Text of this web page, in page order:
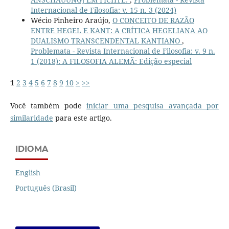
Internacional de Filosofia: v. 15 n. 3 (2024)
Wécio Pinheiro Araújo, O CONCEITO DE RAZÃO
ENTRE HEGEL E KANT: A CRÍTICA HEGELIANA AO
DUALISMO TRANSCENDENTAL KANTIANO ,
Problemata - Revista Internacional de Filosofia: v. 9 n.
1 (2018): A FILOSOFIA ALEMÃ: Edição especial
1 2 3 4 5 6 7 8 9 10 > >>
Você também podeiniciar uma pesquisa avançada por
similaridade para este artigo.
IDIOMA
English
Português (Brasil)